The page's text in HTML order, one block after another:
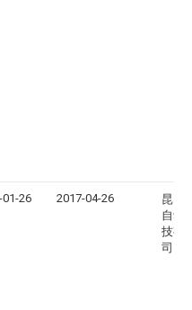
01-26 2017-04-26
昆山
自动
技有
司